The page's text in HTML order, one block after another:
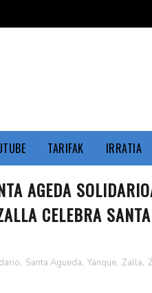
TARIFAK IRRATIA
AGEDA
CELEBRA
, Santa Agueda, Yanque, Zalla,